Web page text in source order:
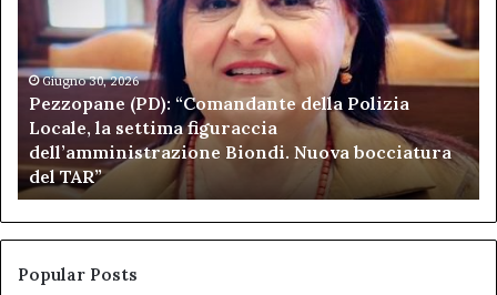
“Comandante
della
Polizia
Locale,
settima
figuraccia
dell’amministrazione
Biondi.
Nuova
bocciatura
del
Giugno 30, 2026
Pezzopane (PD): “Comandante della Polizia
Locale, la settima figuraccia
dell’amministrazione Biondi. Nuova bocciatura
del TAR”
ai
Popular Posts